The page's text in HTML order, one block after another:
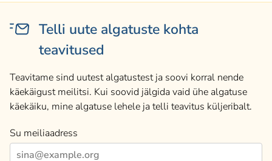
Telli uute algatuste kohta
teavitused
Teavitame sind uutest algatustest ja soovi korral nende
käekäigust meilitsi. Kui soovid jälgida vaid ühe algatuse
käekäiku, mine algatuse lehele ja telli teavitus küljeribalt.
Su meiliaadress